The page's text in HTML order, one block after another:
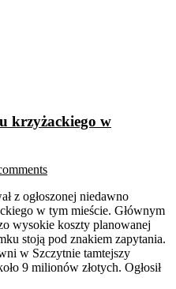
krzyżackiego w
z ogłoszonej niedawno
w tym mieście. Głównym
wysokie koszty planowanej
stoją pod znakiem zapytania.
w Szczytnie tamtejszy
9 milionów złotych. Ogłosił